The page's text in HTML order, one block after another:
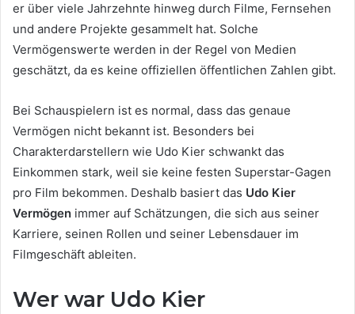
er über viele Jahrzehnte hinweg durch Filme, Fernsehen
und andere Projekte gesammelt hat. Solche
Vermögenswerte werden in der Regel von Medien
geschätzt, da es keine offiziellen öffentlichen Zahlen gibt.
Bei Schauspielern ist es normal, dass das genaue
Vermögen nicht bekannt ist. Besonders bei
Charakterdarstellern wie Udo Kier schwankt das
Einkommen stark, weil sie keine festen Superstar-Gagen
pro Film bekommen. Deshalb basiert das Udo Kier
Vermögen immer auf Schätzungen, die sich aus seiner
Karriere, seinen Rollen und seiner Lebensdauer im
Filmgeschäft ableiten.
Wer war Udo Kier